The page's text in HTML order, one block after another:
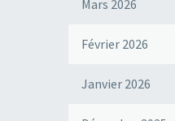
Mars 2026
Février 2026
Janvier 2026